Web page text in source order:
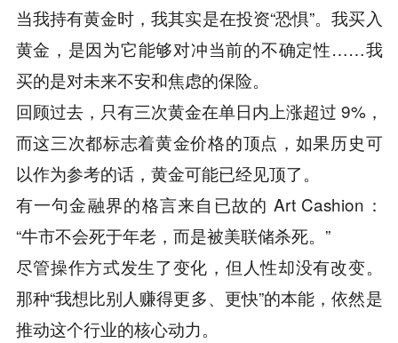
当我持有黄金时，我其实是在投资“恐惧”。我买入
黄金，是因为它能够对冲当前的不确定性……我
买的是对未来不安和焦虑的保险。
回顾过去，只有三次黄金在单日内上涨超过 9%，
而这三次都标志着黄金价格的顶点，如果历史可
以作为参考的话，黄金可能已经见顶了。
有一句金融界的格言来自已故的 Art Cashion：
“牛市不会死于年老，而是被美联储杀死。”
尽管操作方式发生了变化，但人性却没有改变。
那种“我想比别人赚得更多、更快”的本能，依然是
推动这个行业的核心动力。